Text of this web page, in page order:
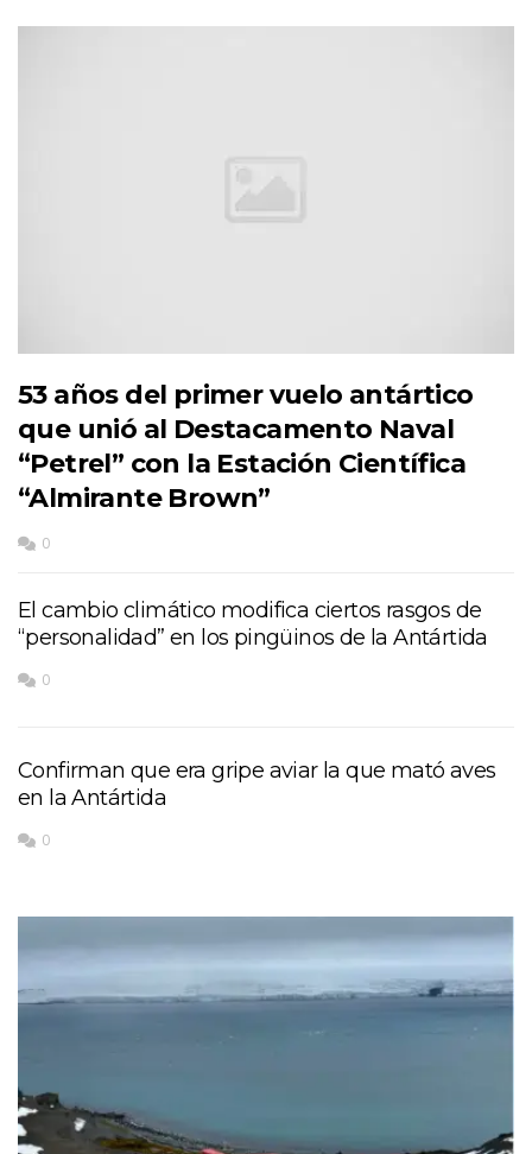
53 años del primer vuelo antártico
que unió al Destacamento Naval
“Petrel” con la Estación Científica
“Almirante Brown”
0
El cambio climático modifica ciertos rasgos de
“personalidad” en los pingüinos de la Antártida
0
Confirman que era gripe aviar la que mató aves
en la Antártida
0